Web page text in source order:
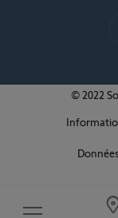
© 2022